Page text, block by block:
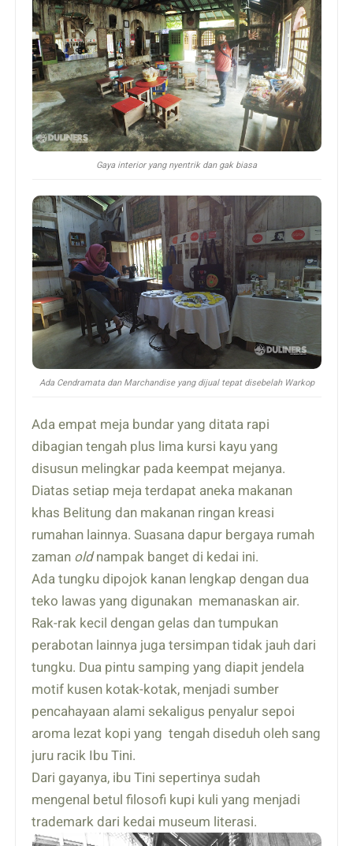
Gaya interior yang nyentrik dan gak biasa
Ada Cendramata dan Marchandise yang dijual tepat disebelah Warkop
Ada empat meja bundar yang ditata rapi
dibagian tengah plus lima kursi kayu yang
disusun melingkar pada keempat mejanya.
Diatas setiap meja terdapat aneka makanan
khas Belitung dan makanan ringan kreasi
rumahan lainnya. Suasana dapur bergaya rumah
zaman oldnampak banget di kedai ini.
Ada tungku dipojok kanan lengkap dengan dua
teko lawas yang digunakan memanaskan air.
Rak-rak kecil dengan gelas dan tumpukan
perabotan lainnya juga tersimpan tidak jauh dari
tungku. Dua pintu samping yang diapit jendela
motif kusen kotak-kotak, menjadi sumber
pencahayaan alami sekaligus penyalur sepoi
aroma lezat kopi yang tengah diseduh oleh sang
juru racik Ibu Tini.
Dari gayanya, ibu Tini sepertinya sudah
mengenal betul filosofi kupi kuli yang menjadi
trademark dari kedai museum literasi.